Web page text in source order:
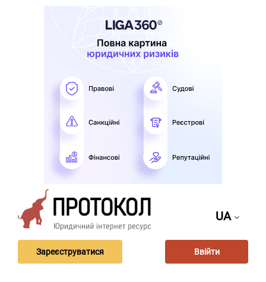
UA
Зареєструватися Ввійти